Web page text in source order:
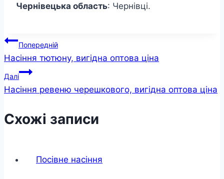
Чернівецька область: Чернівці.
Навігація
записів
Попередній
Насіння тютюну, вигідна оптова ціна
Далі
Насіння ревеню черешкового, вигідна оптова ціна
Схожі записи
Посівне насіння